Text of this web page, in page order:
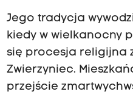
Jego tradycja
kiedy w wielkanocny
się procesja religijna
Zwierzyniec.
przejście